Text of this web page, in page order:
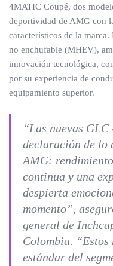
4MATIC Coupé, dos
deportividad de AMG con
característicos de la
no enchufable (MHEV),
innovación tecnológica,
por su experiencia de
equipamiento superior.
“Las nuevas GLC
declaración de lo
AMG:
continua y una
despierta
momento”,
general de
Colombia. “Estos
estándar del